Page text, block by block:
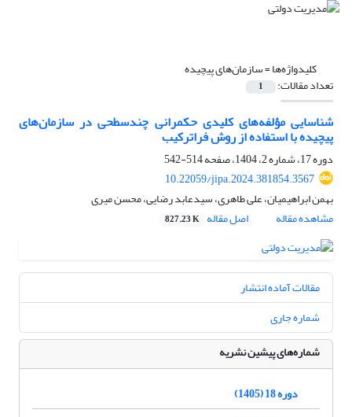
کلیدواژه‌ها =سازمان‌های پیچیده
تعداد مقالات: 1
شناسایی مؤلفه‌های کلیدی حکمرانی چندسطحی در سازمان‌های
پیچیده با استفاده از روش فراترکیب
دوره 17، شماره 2، 1404، صفحه
514-542
10.22059/jipa.2024.381854.3567
بهمن ابراهیمیان، علی طاهری، سیدعابد رضایی، محسن میری
مشاهده مقاله
اصل مقاله 827.23 K
مقالات آماده انتشار
شماره جاری
شماره‌های پیشین نشریه
دوره 18 (1405)